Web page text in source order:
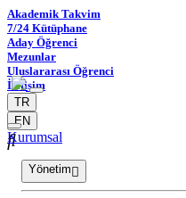
Akademik Takvim
7/24 Kütüphane
Aday Öğrenci
Mezunlar
Uluslararası Öğrenci
İletişim
TR
EN
Kurumsal
Yönetim